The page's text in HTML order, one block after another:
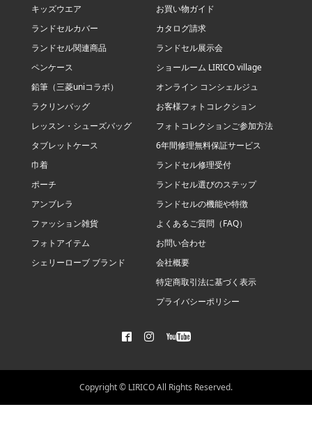
キッズウエア
ランドセルカバー
ランドセル関連商品
ペンケース
鉛筆（三菱uniコラボ）
ラクリンバッグ
レッスン・シューズバッグ
タブレットケース
巾着
ポーチ
アンブレラ
ファッション雑貨
フォトアイテム
シェリーローブ ブランド
お買い物ガイド
カタログ請求
ランドセル展示会
ショールーム LIRICO village
オンライン コンシェルジュ
お客様フォトコレクション
フォトコレクションご参加方法
6年間修理無料保証サービス
ランドセル修理受付
ランドセル選びのステップ
ランドセルの機能や特徴
よくあるご質問（FAQ）
お問い合わせ
会社概要
特定商取引法に基づく表示
プライバシーポリシー
Copyright © LIRICO All Rights Reserved.